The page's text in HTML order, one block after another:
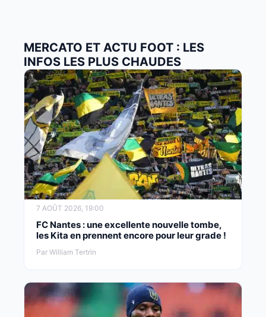
MERCATO ET ACTU FOOT : LES
INFOS LES PLUS CHAUDES
7 AOÛT 2026, 19:00
FC Nantes : une excellente nouvelle tombe,
les Kita en prennent encore pour leur grade !
Par William Tertrin